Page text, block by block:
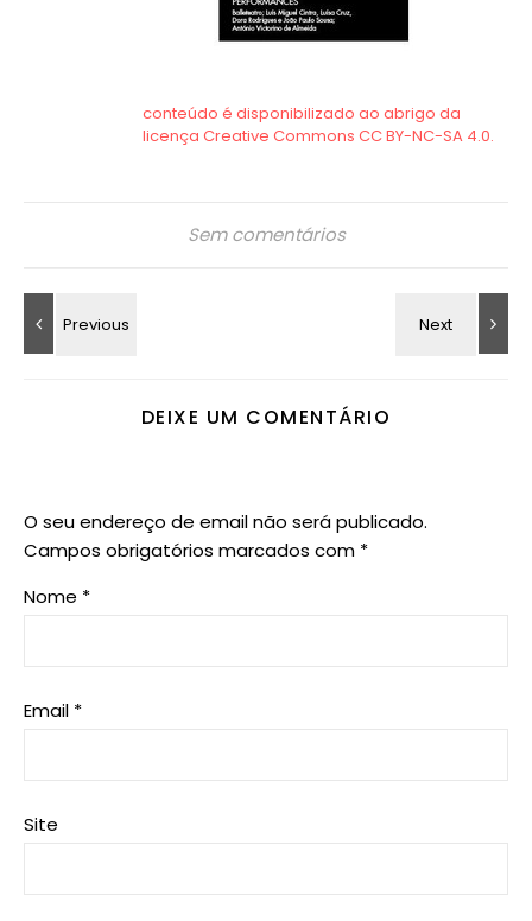
Sem comentários
DEIXE UM COMENTÁRIO
O seu endereço de email não será publicado.
Campos obrigatórios marcados com *
Nome *
Email *
Site